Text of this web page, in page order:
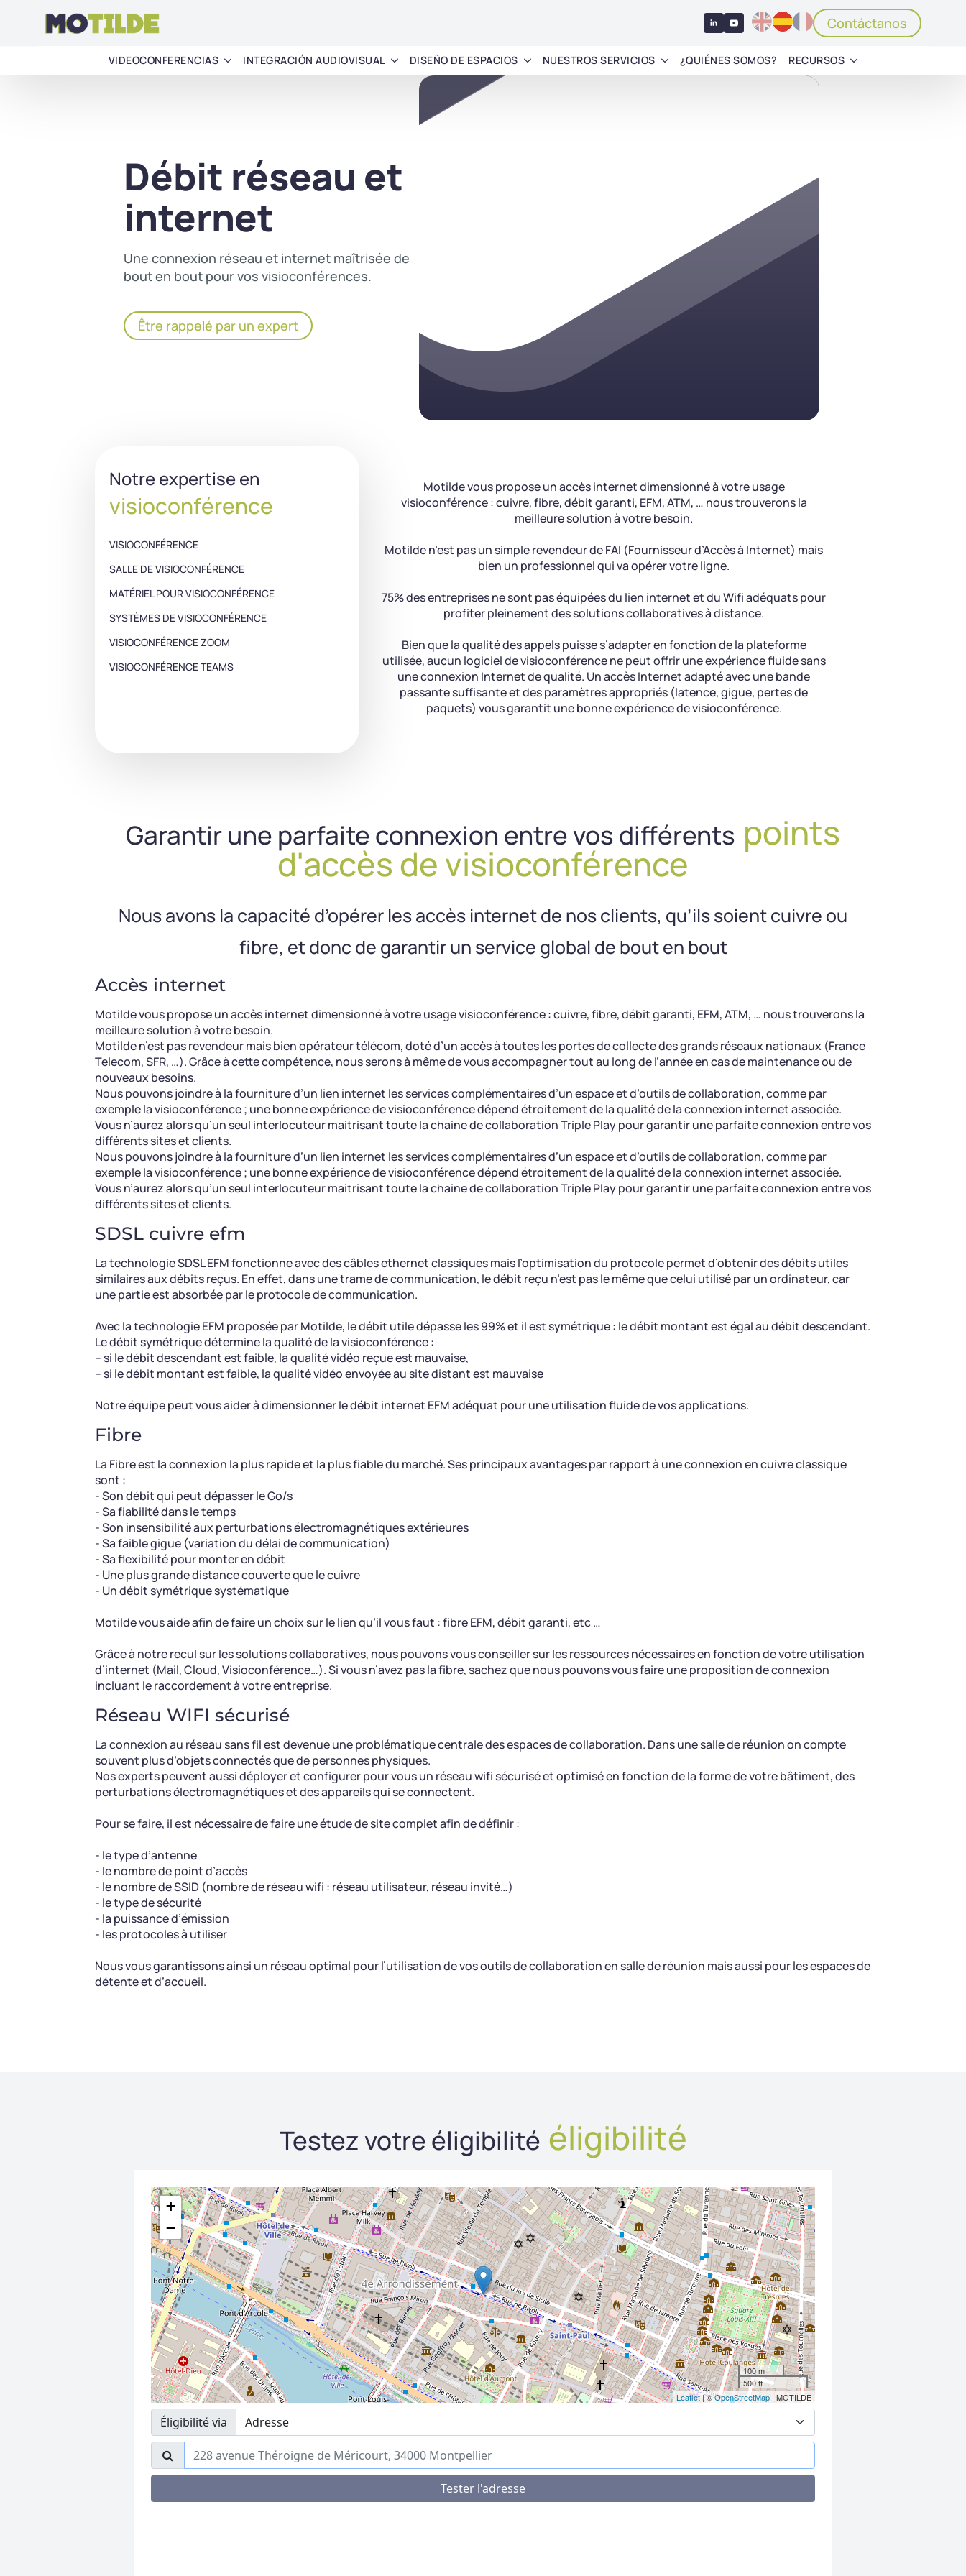
Contáctanos
VIDEOCONFERENCIAS INTEGRACIÓN AUDIOVISUAL DISEÑO DE ESPACIOS NUESTROS SERVICIOS ¿QUIÉNES SOMOS? RECURSOS
Débit réseau et
internet
Une connexion réseau et internet maîtrisée de
bout en bout pour vos visioconférences.
Être rappelé par un expert
Notre expertise en
visioconférence
VISIOCONFÉRENCE
SALLE DE VISIOCONFÉRENCE
MATÉRIEL POUR VISIOCONFÉRENCE
SYSTÈMES DE VISIOCONFÉRENCE
VISIOCONFÉRENCE ZOOM
VISIOCONFÉRENCE TEAMS
Motilde vous propose un accès internet dimensionné à votre usage
visioconférence : cuivre, fibre, débit garanti, EFM, ATM, … nous trouverons la
meilleure solution à votre besoin.
Motilde n’est pas un simple revendeur de FAI (Fournisseur d’Accès à Internet) mais
bien un professionnel qui va opérer votre ligne.
75% des entreprises ne sont pas équipées du lien internet et du Wifi adéquats pour
profiter pleinement des solutions collaboratives à distance.
Bien que la qualité des appels puisse s’adapter en fonction de la plateforme
utilisée, aucun logiciel de visioconférence ne peut offrir une expérience fluide sans
une connexion Internet de qualité. Un accès Internet adapté avec une bande
passante suffisante et des paramètres appropriés (latence, gigue, pertes de
paquets) vous garantit une bonne expérience de visioconférence.
Garantir une parfaite connexion entre vos différents points
d'accès de visioconférence
Nous avons la capacité d’opérer les accès internet de nos clients, qu’ils soient cuivre ou
fibre, et donc de garantir un service global de bout en bout
Accès internet
Motilde vous propose un accès internet dimensionné à votre usage visioconférence : cuivre, fibre, débit garanti, EFM, ATM, … nous trouverons la
meilleure solution à votre besoin.
Motilde n’est pas revendeur mais bien opérateur télécom, doté d’un accès à toutes les portes de collecte des grands réseaux nationaux (France
Telecom, SFR, …). Grâce à cette compétence, nous serons à même de vous accompagner tout au long de l’année en cas de maintenance ou de
nouveaux besoins.
Nous pouvons joindre à la fourniture d’un lien internet les services complémentaires d’un espace et d’outils de collaboration, comme par
exemple la visioconférence ; une bonne expérience de visioconférence dépend étroitement de la qualité de la connexion internet associée.
Vous n’aurez alors qu’un seul interlocuteur maitrisant toute la chaine de collaboration Triple Play pour garantir une parfaite connexion entre vos
différents sites et clients.
Nous pouvons joindre à la fourniture d’un lien internet les services complémentaires d’un espace et d’outils de collaboration, comme par
exemple la visioconférence ; une bonne expérience de visioconférence dépend étroitement de la qualité de la connexion internet associée.
Vous n’aurez alors qu’un seul interlocuteur maitrisant toute la chaine de collaboration Triple Play pour garantir une parfaite connexion entre vos
différents sites et clients.
SDSL cuivre efm
La technologie SDSL EFM fonctionne avec des câbles ethernet classiques mais l’optimisation du protocole permet d’obtenir des débits utiles
similaires aux débits reçus. En effet, dans une trame de communication, le débit reçu n’est pas le même que celui utilisé par un ordinateur, car
une partie est absorbée par le protocole de communication.
Avec la technologie EFM proposée par Motilde, le débit utile dépasse les 99% et il est symétrique : le débit montant est égal au débit descendant.
Le débit symétrique détermine la qualité de la visioconférence :
– si le débit descendant est faible, la qualité vidéo reçue est mauvaise,
– si le débit montant est faible, la qualité vidéo envoyée au site distant est mauvaise
Notre équipe peut vous aider à dimensionner le débit internet EFM adéquat pour une utilisation fluide de vos applications.
Fibre
La Fibre est la connexion la plus rapide et la plus fiable du marché. Ses principaux avantages par rapport à une connexion en cuivre classique
sont :
- Son débit qui peut dépasser le Go/s
- Sa fiabilité dans le temps
- Son insensibilité aux perturbations électromagnétiques extérieures
- Sa faible gigue (variation du délai de communication)
- Sa flexibilité pour monter en débit
- Une plus grande distance couverte que le cuivre
- Un débit symétrique systématique
Motilde vous aide afin de faire un choix sur le lien qu’il vous faut : fibre EFM, débit garanti, etc …
Grâce à notre recul sur les solutions collaboratives, nous pouvons vous conseiller sur les ressources nécessaires en fonction de votre utilisation
d’internet (Mail, Cloud, Visioconférence…). Si vous n’avez pas la fibre, sachez que nous pouvons vous faire une proposition de connexion
incluant le raccordement à votre entreprise.
Réseau WIFI sécurisé
La connexion au réseau sans fil est devenue une problématique centrale des espaces de collaboration. Dans une salle de réunion on compte
souvent plus d’objets connectés que de personnes physiques.
Nos experts peuvent aussi déployer et configurer pour vous un réseau wifi sécurisé et optimisé en fonction de la forme de votre bâtiment, des
perturbations électromagnétiques et des appareils qui se connectent.
Pour se faire, il est nécessaire de faire une étude de site complet afin de définir :
- le type d’antenne
- le nombre de point d’accès
- le nombre de SSID (nombre de réseau wifi : réseau utilisateur, réseau invité…)
- le type de sécurité
- la puissance d’émission
- les protocoles à utiliser
Nous vous garantissons ainsi un réseau optimal pour l’utilisation de vos outils de collaboration en salle de réunion mais aussi pour les espaces de
détente et d’accueil.
Testez votre éligibilité éligibilité